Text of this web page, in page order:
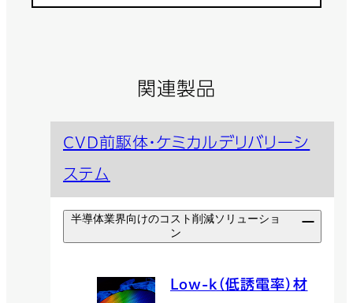
関連製品
CVD前駆体・ケミカルデリバリーシ
ステム
半導体業界向けのコスト削減ソリューショ
ン
Low-k（低誘電率）材